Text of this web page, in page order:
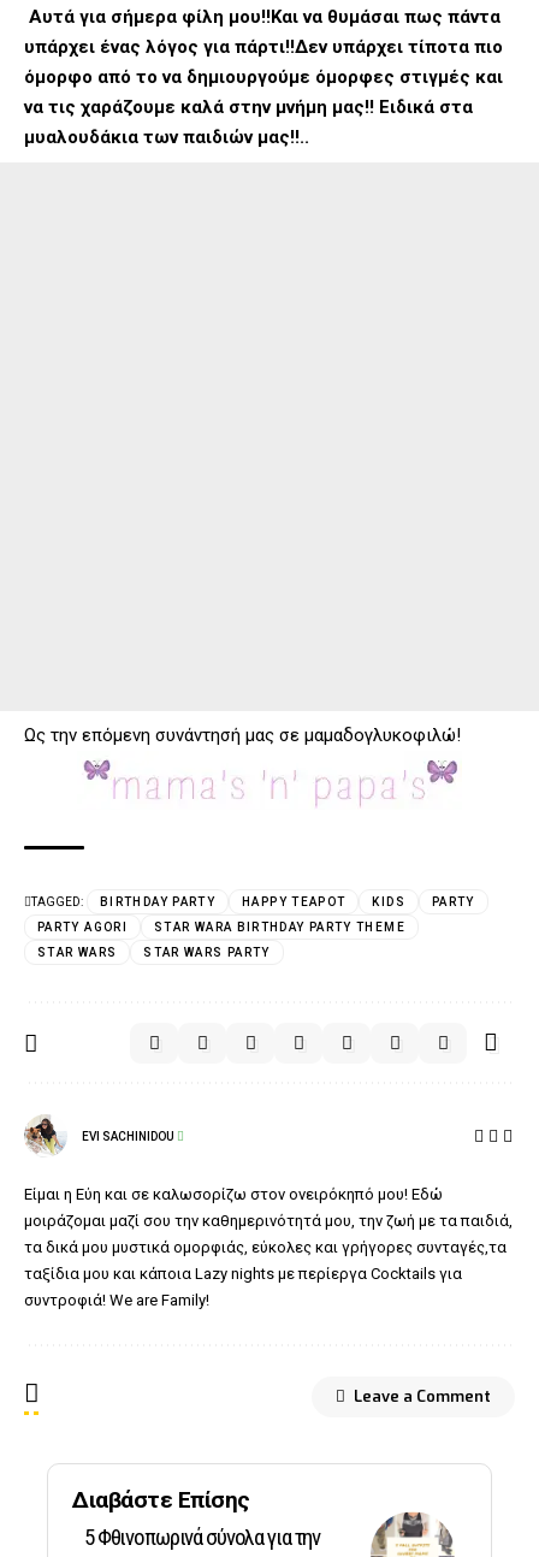
Αυτά για σήμερα φίλη μου!!Και να θυμάσαι πως πάντα
υπάρχει ένας λόγος για πάρτι!!Δεν υπάρχει τίποτα πιο
όμορφο από το να δημιουργούμε όμορφες στιγμές και
να τις χαράζουμε καλά στην μνήμη μας!! Ειδικά στα
μυαλουδάκια των παιδιών μας!!..
Ως την επόμενη συνάντησή μας σε μαμαδογλυκοφιλώ!
TAGGED: BIRTHDAY PARTY HAPPY TEAPOT KIDS
PARTY
PARTY AGORI
STAR WARA BIRTHDAY PARTY THEME
STAR WARS
STAR WARS PARTY
EVI SACHINIDOU
Είμαι η Εύη και σε καλωσορίζω στον ονειρόκηπό μου! Εδώ
μοιράζομαι μαζί σου την καθημερινότητά μου, την ζωή με τα παιδιά,
τα δικά μου μυστικά ομορφιάς, εύκολες και γρήγορες συνταγές,τα
ταξίδια μου και κάποια Lazy nights με περίεργα Cocktails για
συντροφιά! We are Family!
Leave a Comment
Διαβάστε Επίσης
5 Φθινοπωρινά σύνολα για την